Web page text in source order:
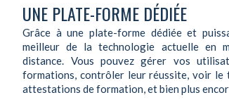
UNE PLATE-FORME DÉDIÉE
Grâce à une plate-forme dédiée et
meilleur de la technologie actuelle en
distance. Vous pouvez gérer vos
formations, contrôler leur réussite, voir le
attestations de formation, et bien plus